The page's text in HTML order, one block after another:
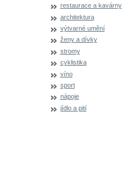
restaurace a kavárny
architektura
výtvarné umění
ženy a dívky
stromy
cyklistika
víno
sport
nápoje
jídlo a pití